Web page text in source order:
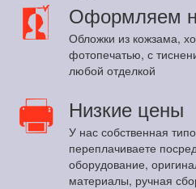
Оформляем
Обложки из кожзама,
фотопечатью, с
любой отделкой
Низкие цены
У нас собственная
переплачиваете
оборудование,
материалы, ручная